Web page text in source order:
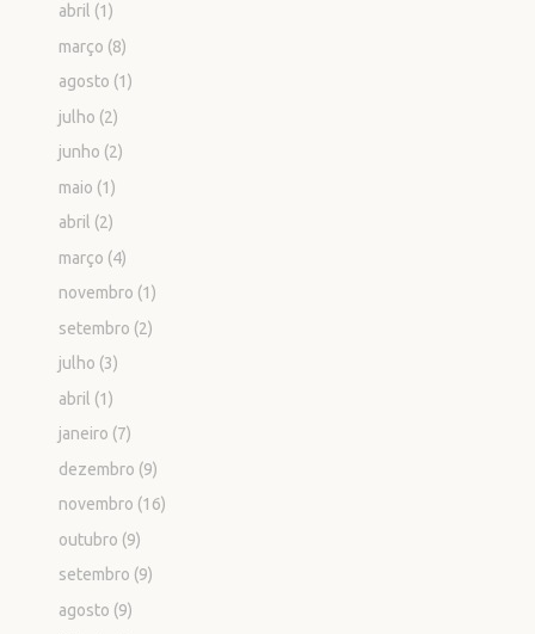
abril (1)
março (8)
agosto (1)
julho (2)
junho (2)
maio (1)
abril (2)
março (4)
novembro (1)
setembro (2)
julho (3)
abril (1)
janeiro (7)
dezembro (9)
novembro (16)
outubro (9)
setembro (9)
agosto (9)